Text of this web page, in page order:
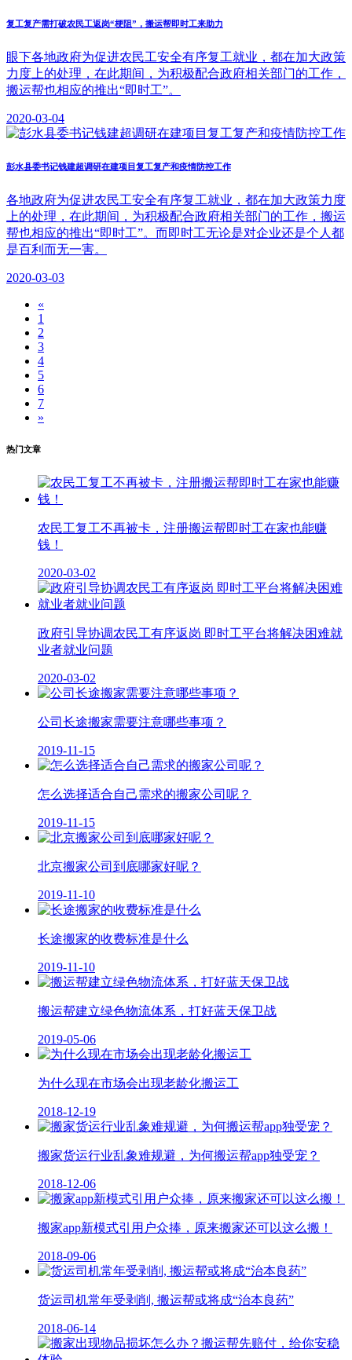
复工复产需打破农民工返岗“梗阻”，搬运帮即时工来助力
眼下各地政府为促进农民工安全有序复工就业，都在加大政策
力度上的处理，在此期间，为积极配合政府相关部门的工作，
搬运帮也相应的推出“即时工”。
2020-03-04
彭水县委书记钱建超调研在建项目复工复产和疫情防控工作
各地政府为促进农民工安全有序复工就业，都在加大政策力度
上的处理，在此期间，为积极配合政府相关部门的工作，搬运
帮也相应的推出“即时工”。而即时工无论是对企业还是个人都
是百利而无一害。
2020-03-03
«
1
2
3
4
5
6
7
»
热门文章
农民工复工不再被卡，注册搬运帮即时工在家也能赚
钱！
2020-03-02
政府引导协调农民工有序返岗 即时工平台将解决困难就
业者就业问题
2020-03-02
公司长途搬家需要注意哪些事项？
2019-11-15
怎么选择适合自己需求的搬家公司呢？
2019-11-15
北京搬家公司到底哪家好呢？
2019-11-10
长途搬家的收费标准是什么
2019-11-10
搬运帮建立绿色物流体系，打好蓝天保卫战
2019-05-06
为什么现在市场会出现老龄化搬运工
2018-12-19
搬家货运行业乱象难规避，为何搬运帮app独受宠？
2018-12-06
搬家app新模式引用户众捧，原来搬家还可以这么搬！
2018-09-06
货运司机常年受剥削, 搬运帮或将成“治本良药”
2018-06-14